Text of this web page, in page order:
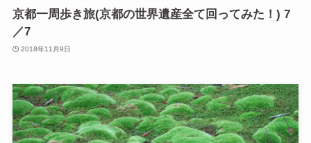
京都一周歩き旅(京都の世界遺産全て回ってみた！) 7
／7
2018年11月9日